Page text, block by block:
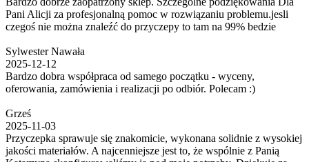
Pani Alicji za profesjonalną pomoc w rozwiązaniu problemu.jesli
czegoś nie można znaleźć do przyczepy to tam na 99% bedzie
Sylwester Nawała
2025-12-12
Bardzo dobra współpraca od samego początku - wyceny,
oferowania, zamówienia i realizacji po odbiór. Polecam :)
Grześ
2025-11-03
Przyczepka sprawuje się znakomicie, wykonana solidnie z wysokiej
jakości materiałów. A najcenniejsze jest to, że wspólnie z Panią